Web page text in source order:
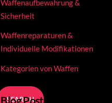
SEARCH
Waffenaufbewahrung &
Sicherheit
Waffenreparaturen &
Individuelle Modifikationen
Kategorien von Waffen